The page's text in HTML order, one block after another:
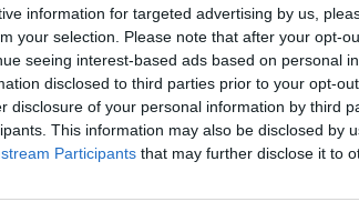
information for targeted advertising by us,
your selection. Please note that after your opt-
seeing interest-based ads based on personal
disclosed to third parties prior to your opt-
disclosure of your personal information by third
This information may also be disclosed by
Participants that may further disclose it to